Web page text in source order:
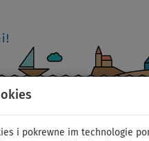
i pokrewne im technologie